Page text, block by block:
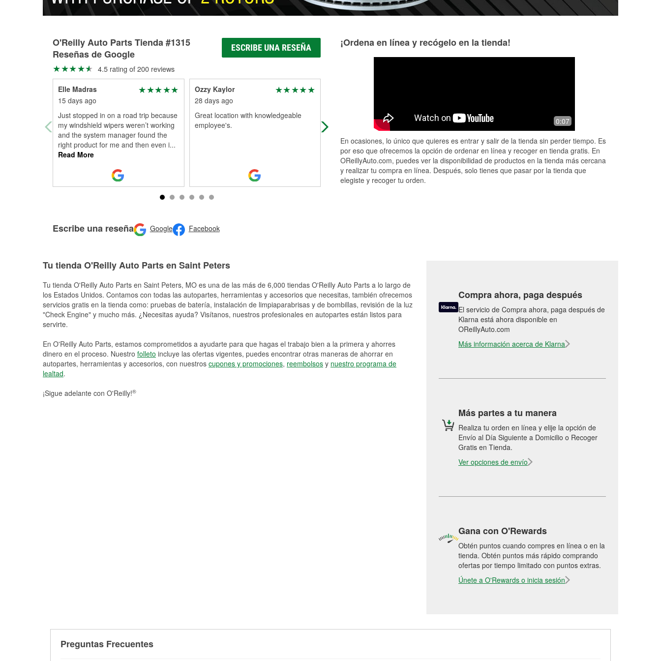
O'Reilly Auto Parts Tienda #1315
Reseñas de Google
ESCRIBE UNA RESEÑA
4.5 rating of 200 reviews
Elle Madras
15 days ago
Just stopped in on a road trip because
my windshield wipers weren’t working
and the system manager found the
right product for me and then even i...
Read More
Ozzy Kaylor
28 days ago
Great location with knowledgeable
employee's.
Really good customer service. I was
looking for an air filter. Almost
needed assistance and looked it up
fo... Read More
Escribe una reseña Google Facebook
¡Ordena en línea y recógelo en la tienda!
0:07
En ocasiones, lo único que quieres es entrar y salir de la tienda sin perder tiempo. Es
por eso que ofrecemos la opción de ordenar en línea y recoger en tienda gratis. En
OReillyAuto.com, puedes ver la disponibilidad de productos en la tienda más cercana
y realizar tu compra en línea. Después, solo tienes que pasar por la tienda que
elegiste y recoger tu orden.
Tu tienda O'Reilly Auto Parts en Saint Peters
Tu tienda O'Reilly Auto Parts en Saint Peters, MO es una de las más de 6,000 tiendas O'Reilly Auto Parts a lo largo de
los Estados Unidos. Contamos con todas las autopartes, herramientas y accesorios que necesitas, también ofrecemos
servicios gratis en la tienda como: pruebas de batería, instalación de limpiaparabrisas y de bombillas, revisión de la luz
"Check Engine" y mucho más. ¿Necesitas ayuda? Visítanos, nuestros profesionales en autopartes están listos para
servirte.
En O'Reilly Auto Parts, estamos comprometidos a ayudarte para que hagas el trabajo bien a la primera y ahorres
dinero en el proceso. Nuestro folleto incluye las ofertas vigentes, puedes encontrar otras maneras de ahorrar en
autopartes, herramientas y accesorios, con nuestros cupones y promociones, reembolsos y nuestro programa de
lealtad.
¡Sigue adelante con O'Reilly!®
Compra ahora, paga después
El servicio de Compra ahora, paga después de
Klarna está ahora disponible en
OReillyAuto.com
Más información acerca de Klarna
Más partes a tu manera
Realiza tu orden en línea y elije la opción de
Envío al Día Siguiente a Domicilio o Recoger
Gratis en Tienda.
Ver opciones de envío
Gana con O'Rewards
Obtén puntos cuando compres en línea o en la
tienda. Obtén puntos más rápido comprando
ofertas por tiempo limitado con puntos extras.
Únete a O'Rewards o inicia sesión
Preguntas Frecuentes